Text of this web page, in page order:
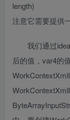
length)
注意它需要提供
我们通过
后的值，var4的